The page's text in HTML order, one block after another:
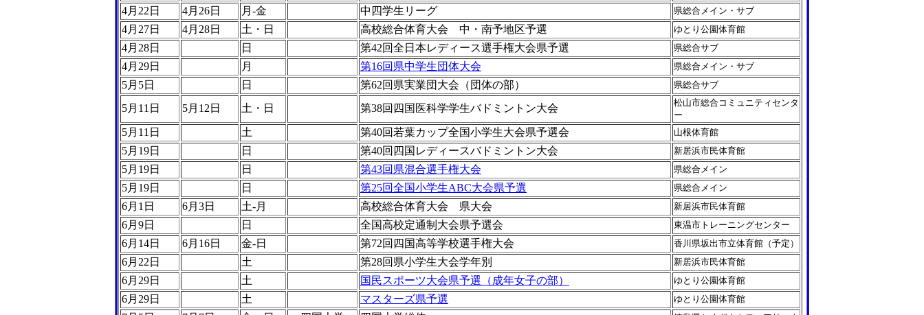
4月22日 4月26日 月-金 中四学生リーグ 県総合メイン・サブ
4月27日 4月28日 土・日 高校総合体育大会 中・南予地区予選 ゆとり公園体育館
4月28日 日 第42回全日本レディース選手権大会県予選 県総合サブ
4月29日 月 第16回県中学生団体大会 県総合メイン・サブ
5月5日 日 第62回県実業団大会（団体の部） 県総合サブ
5月11日 5月12日 土・日 第38回四国医科学学生バドミントン大会
松山市総合コミュニティセンタ
ー
5月11日 土 第40回若葉カップ全国小学生大会県予選会 山根体育館
5月19日 日 第40回四国レディースバドミントン大会 新居浜市民体育館
5月19日 日 第43回県混合選手権大会 県総合メイン
5月19日 日 第25回全国小学生ABC大会県予選 県総合メイン
6月1日 6月3日 土-月 高校総合体育大会 県大会 新居浜市民体育館
6月9日 日 全国高校定通制大会県予選会 東温市トレーニングセンター
6月14日 6月16日 金-日 第72回四国高等学校選手権大会 香川県坂出市立体育館（予定）
6月22日 土 第28回県小学生大会学年別 新居浜市民体育館
6月29日 土 国民スポーツ大会県予選（成年女子の部） ゆとり公園体育館
6月29日 土 マスターズ県予選 ゆとり公園体育館